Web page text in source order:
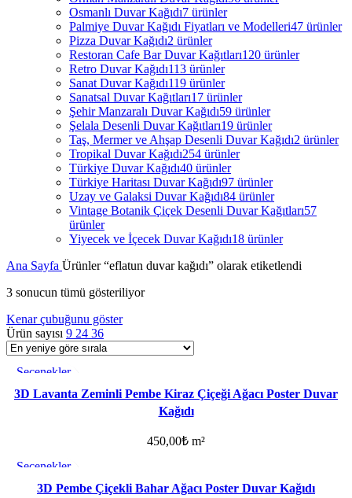
Osmanlı Duvar Kağıdı7 ürünler
Palmiye Duvar Kağıdı Fiyatları ve Modelleri47 ürünler
Pizza Duvar Kağıdı2 ürünler
Restoran Cafe Bar Duvar Kağıtları120 ürünler
Retro Duvar Kağıdı113 ürünler
Sanat Duvar Kağıdı119 ürünler
Sanatsal Duvar Kağıtları17 ürünler
Şehir Manzaralı Duvar Kağıdı59 ürünler
Şelala Desenli Duvar Kağıtları19 ürünler
Taş, Mermer ve Ahşap Desenli Duvar Kağıdı2 ürünler
Tropikal Duvar Kağıdı254 ürünler
Türkiye Duvar Kağıdı40 ürünler
Türkiye Haritası Duvar Kağıdı97 ürünler
Uzay ve Galaksi Duvar Kağıdı84 ürünler
Vintage Botanik Çiçek Desenli Duvar Kağıtları57
ürünler
Yiyecek ve İçecek Duvar Kağıdı18 ürünler
Ana Sayfa Ürünler “eflatun duvar kağıdı” olarak etiketlendi
3 sonucun tümü gösteriliyor
Kenar çubuğunu göster
Ürün sayısı 9 24 36
Seçenekler
Favorilere ekle
3D Lavanta Zeminli Pembe Kiraz Çiçeği Ağacı Poster Duvar
Kağıdı
450,00₺ m²
Seçenekler
Favorilere ekle
3D Pembe Çiçekli Bahar Ağacı Poster Duvar Kağıdı